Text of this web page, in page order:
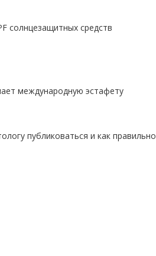
солнцезащитных средств
международную эстафету
публиковаться и как